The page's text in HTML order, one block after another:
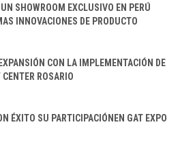
SHOWROOM EXCLUSIVO EN PERÚ
INNOVACIONES DE PRODUCTO
CON LA IMPLEMENTACIÓN DE
ROSARIO
ÉXITO SU PARTICIPACIÓNEN GAT EXPO